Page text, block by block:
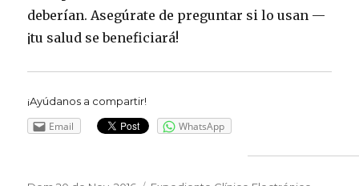
deberían. Asegúrate de preguntar si lo usan —
¡tu salud se beneficiará!
¡Ayúdanos a compartir!
Email WhatsApp